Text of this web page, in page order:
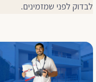
לבדוק לפני שמזמינים.